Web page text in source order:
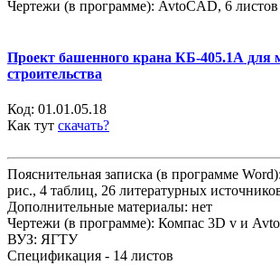
Чертежи (в программе): AvtoCAD, 6 листов
Проект башенного крана КБ-405.1А для
строительства
Код: 01.01.05.18
Как тут скачать?
Пояснительная записка (в программе
рис., 4 таблиц, 26 литературных
Дополнительные материалы: нет
Чертежи (в программе): Компас 3D v и
ВУЗ: ЯГТУ
Спецификация - 14 листов